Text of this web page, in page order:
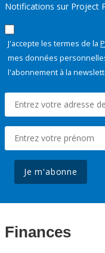
Notifications sur Project
J'accepte les termes de la
mes données
l'abonnement à la
Je m'abonne
Finances